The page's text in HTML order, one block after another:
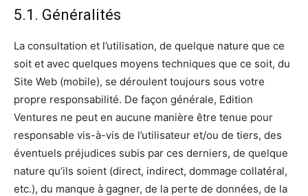
5.1. Généralités
La consultation et l’utilisation, de quelque nature que ce
soit et avec quelques moyens techniques que ce soit, du
Site Web (mobile), se déroulent toujours sous votre
propre responsabilité. De façon générale, Edition
Ventures ne peut en aucune manière être tenue pour
responsable vis-à-vis de l’utilisateur et/ou de tiers, des
éventuels préjudices subis par ces derniers, de quelque
nature qu’ils soient (direct, indirect, dommage collatéral,
etc.), du manque à gagner, de la perte de données, de la